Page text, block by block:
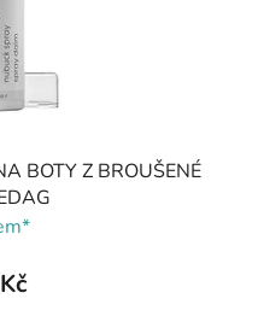
BOTY Z BROUŠENÉ